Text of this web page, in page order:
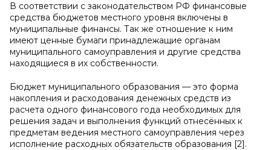
В соответствии с законодательством РФ финансовые
средства бюджетов местного уровня включены в
муниципальные финансы. Так же отношение к ним
имеют ценные бумаги принадлежащие органам
муниципального самоуправления и другие средства
находящиеся в их собственности.
Бюджет муниципального образования — это форма
накопления и расходования денежных средств из
расчета одного финансового года необходимых для
решения задач и выполнения функций отнесённых к
предметам ведения местного самоуправления через
исполнение расходных обязательств образования [2].